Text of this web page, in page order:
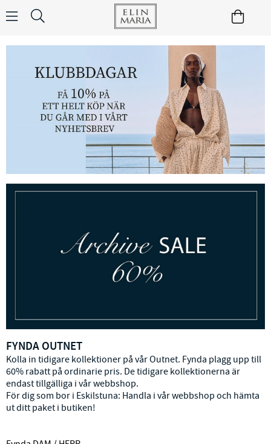
FYNDA OUTNET
Kolla in tidigare kollektioner på vår Outnet. Fynda plagg upp till
60% rabatt på ordinarie pris. De tidigare kollektionerna är
endast tillgälliga i vår webbshop.
För dig som bor i Eskilstuna: Handla i vår webbshop och hämta
ut ditt paket i butiken!